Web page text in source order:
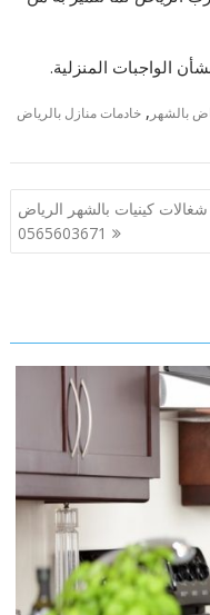
الواجبات المنزلية.
بالشهر ,خادمات منازل بالرياض
شغالات كينيات بالشهر الرياض
0565603671